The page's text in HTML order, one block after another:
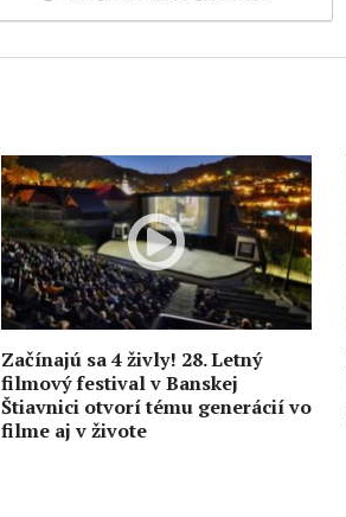
Začínajú sa 4 živly! 28. Letný
filmový festival v Banskej
Štiavnici otvorí tému generácií vo
filme aj v živote